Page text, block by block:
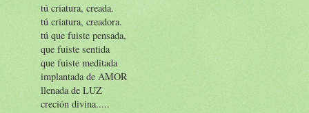
tú criatura, creada.
tú criatura, creadora.
tú que fuiste pensada,
que fuiste sentida
que fuiste meditada
implantada de AMOR
llenada de LUZ
creción divina.....